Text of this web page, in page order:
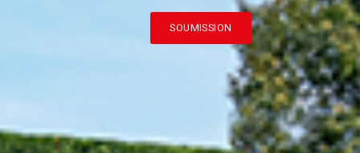
SOUMISSION